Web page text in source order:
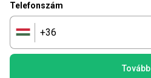
Telefonszám
🇭🇺 +36
Tovább